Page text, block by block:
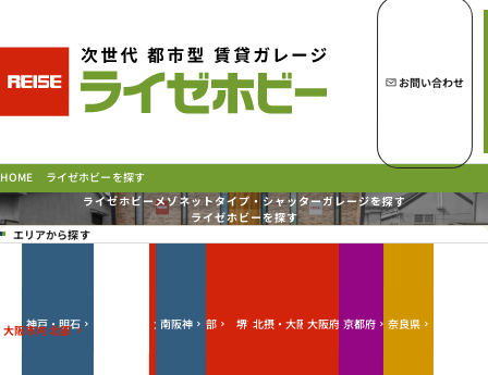
ライゼホビーの魅力
お問い合わせ
HOME ライゼホビーを探す
ライゼホビーメゾネットタイプ・シャッターガレージを探す
ライゼホビーを探す
エリアから探す
大阪市内 北部
大阪市内 中部
大阪市内 南部 堺市北摂・大阪府北部
京阪
大阪府 東部
大阪府 南東部
大阪府 南部
神戸・明石 北阪神
南阪神 京都府 奈良県
大阪市内 北部